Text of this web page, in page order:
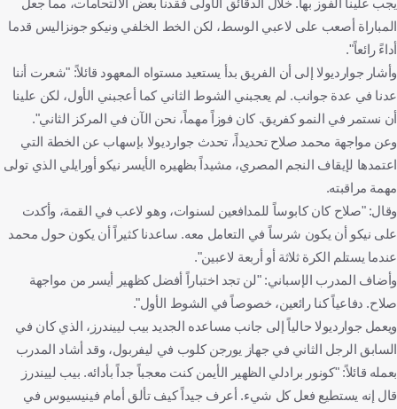
المباراة أصعب على لاعبي الوسط، لكن الخط الخلفي ونيكو جونزاليس قدما
أداءً رائعاً".
وأشار جوارديولا إلى أن الفريق بدأ يستعيد مستواه المعهود قائلاً: "شعرت أننا
عدنا في عدة جوانب. لم يعجبني الشوط الثاني كما أعجبني الأول، لكن علينا
أن نستمر في النمو كفريق. كان فوزاً مهماً، نحن الآن في المركز الثاني".
وعن مواجهة محمد صلاح تحديداً، تحدث جوارديولا بإسهاب عن الخطة التي
اعتمدها لإيقاف النجم المصري، مشيداً بظهيره الأيسر نيكو أورايلي الذي تولى
مهمة مراقبته.
وقال: "صلاح كان كابوساً للمدافعين لسنوات، وهو لاعب في القمة، وأكدت
على نيكو أن يكون شرساً في التعامل معه. ساعدنا كثيراً أن يكون حول محمد
عندما يستلم الكرة ثلاثة أو أربعة لاعبين".
وأضاف المدرب الإسباني: "لن تجد اختباراً أفضل كظهير أيسر من مواجهة
صلاح. دفاعياً كنا رائعين، خصوصاً في الشوط الأول".
ويعمل جوارديولا حالياً إلى جانب مساعده الجديد بيب لييندرز، الذي كان في
السابق الرجل الثاني في جهاز يورجن كلوب في ليفربول، وقد أشاد المدرب
بعمله قائلاً: "كونور برادلي الظهير الأيمن كنت معجباً جداً بأدائه. بيب لييندرز
قال إنه يستطيع فعل كل شيء. أعرف جيداً كيف تألق أمام فينيسيوس في